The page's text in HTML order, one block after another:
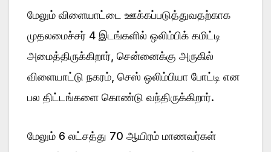
மேலும் விளையாட்டை ஊக்கப்படுத்துவதற்காக
முதலமைச்சர் 4 இடங்களில் ஒலிம்பிக் கமிட்டி
அமைத்திருக்கிறார், சென்னைக்கு அருகில்
விளையாட்டு நகரம், செஸ் ஒலிம்பியா போட்டி என
பல திட்டங்களை கொண்டு வந்திருக்கிறார்.
மேலும் 6 லட்சத்து 70 ஆயிரம் மாணவர்கள்